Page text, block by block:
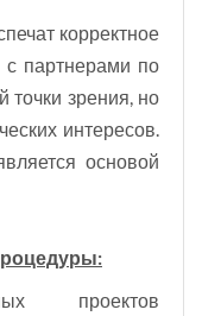
корректное
партнерами по
точки зрения, но
интересов.
основой